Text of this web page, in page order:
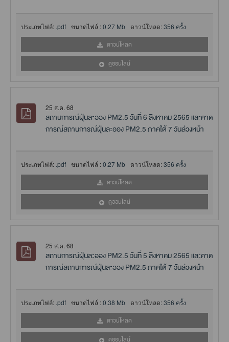
ประเภทไฟล์: .pdf ขนาดไฟล์ :0.27 Mb ดาวน์โหลด:356 ครั้ง
ดาวน์โหลด
ดูออนไลน์
25 ส.ค. 68
สถานการณ์ฝุ่นละออง PM2.5 วันที่ 6 สิงหาคม 2565 และคาด
การณ์สถานการณ์ฝุ่นละออง PM2.5 ภาคใต้ 7 วันล่วงหน้า
ประเภทไฟล์: .pdf ขนาดไฟล์ :0.27 Mb ดาวน์โหลด:356 ครั้ง
ดาวน์โหลด
ดูออนไลน์
25 ส.ค. 68
สถานการณ์ฝุ่นละออง PM2.5 วันที่ 5 สิงหาคม 2565 และคาด
การณ์สถานการณ์ฝุ่นละออง PM2.5 ภาคใต้ 7 วันล่วงหน้า
ประเภทไฟล์: .pdf ขนาดไฟล์ :0.38 Mb ดาวน์โหลด:356 ครั้ง
ดาวน์โหลด
ดูออนไลน์